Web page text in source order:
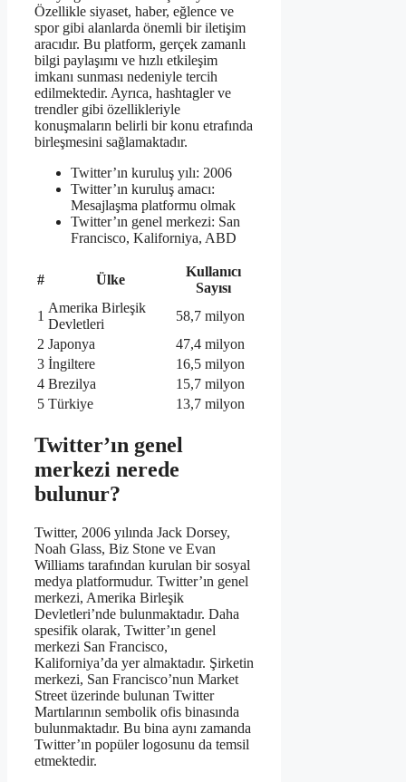
Özellikle siyaset, haber, eğlence ve
spor gibi alanlarda önemli bir iletişim
aracıdır. Bu platform, gerçek zamanlı
bilgi paylaşımı ve hızlı etkileşim
imkanı sunması nedeniyle tercih
edilmektedir. Ayrıca, hashtagler ve
trendler gibi özellikleriyle
konuşmaların belirli bir konu etrafında
birleşmesini sağlamaktadır.
Twitter’ın kuruluş yılı: 2006
Twitter’ın kuruluş amacı:
Mesajlaşma platformu olmak
Twitter’ın genel merkezi: San
Francisco, Kaliforniya, ABD
# Ülke
Kullanıcı
Sayısı
1
Amerika Birleşik
Devletleri
58,7 milyon
2 Japonya
47,4 milyon
3 İngiltere
16,5 milyon
4 Brezilya
15,7 milyon
5 Türkiye 13,7 milyon
Twitter’ın genel
merkezi nerede
bulunur?
Twitter, 2006 yılında Jack Dorsey,
Noah Glass, Biz Stone ve Evan
Williams tarafından kurulan bir sosyal
medya platformudur. Twitter’ın genel
merkezi, Amerika Birleşik
Devletleri’nde bulunmaktadır. Daha
spesifik olarak, Twitter’ın genel
merkezi San Francisco,
Kaliforniya’da yer almaktadır. Şirketin
merkezi, San Francisco’nun Market
Street üzerinde bulunan Twitter
Martılarının sembolik ofis binasında
bulunmaktadır. Bu bina aynı zamanda
Twitter’ın popüler logosunu da temsil
etmektedir.